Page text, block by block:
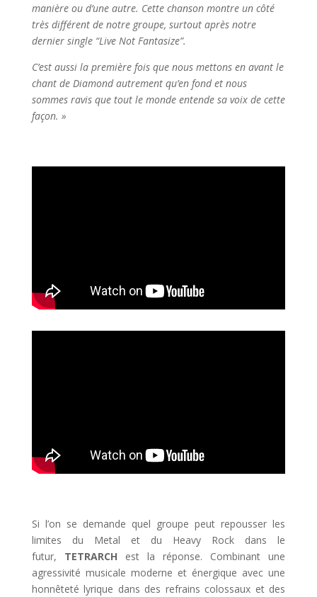
manière ou d’une autre. Cette chanson montre un côté
très différent de notre groupe, surtout après notre
dernier single “Live Not Fantasize”.
C’est aussi la première fois que nous mettons en avant le
chant de Diamond autrement qu’en fond et nous
sommes ravis que tout le monde entende sa voix de cette
façon. »
Si l’on se demande quel groupe peut repousser les
limites du Metal et du Heavy Rock dans le
futur,
TETRARCH
est la réponse. Combinant une
agressivité musicale moderne et énergique avec une
honnêteté lyrique dans des refrains colossaux et des